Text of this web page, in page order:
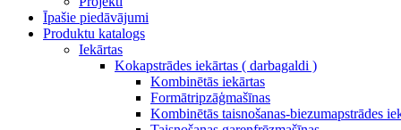
Īpašie piedāvājumi
Produktu katalogs
Iekārtas
Kokapstrādes iekārtas ( darbagaldi )
Kombinētās iekārtas
Formātripzāģmašīnas
Kombinētās taisnošanas-biezumapstrādes